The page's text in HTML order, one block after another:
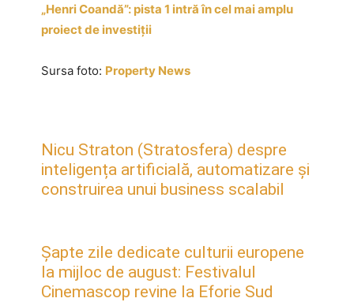
„Henri Coandă”: pista 1 intră în cel mai amplu
proiect de investiții
Sursa foto: Property News
Nicu Straton (Stratosfera) despre
inteligența artificială, automatizare și
construirea unui business scalabil
Șapte zile dedicate culturii europene
la mijloc de august: Festivalul
Cinemascop revine la Eforie Sud